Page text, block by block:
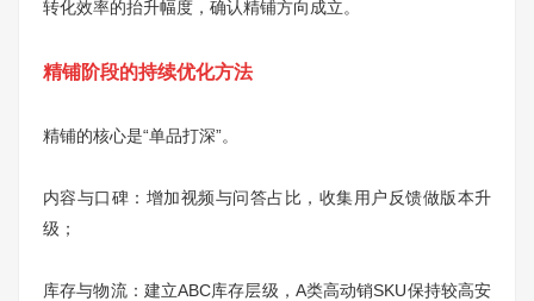
转化效率的抬升幅度，确认精铺方向成立。
精铺阶段的持续优化方法
精铺的核心是“单品打深”。
内容与口碑：增加视频与问答占比，收集用户反馈做版本升
级；
库存与物流：建立ABC库存层级，A类高动销SKU保持较高安